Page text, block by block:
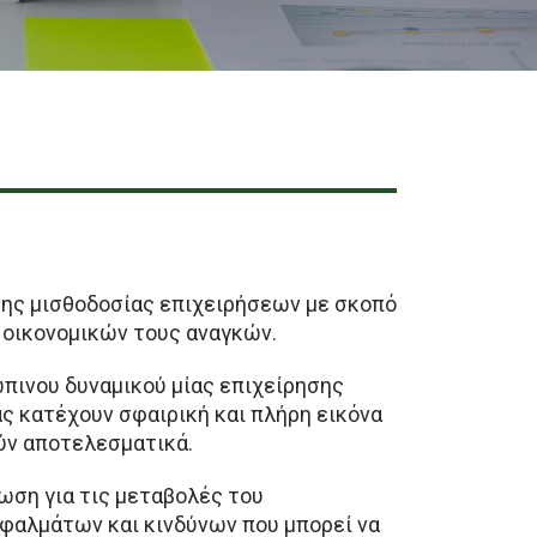
μισθοδοσίας επιχειρήσεων με σκοπό
τους αναγκών.
δυναμικού μίας επιχείρησης
κατέχουν σφαιρική και πλήρη εικόνα
αποτελεσματικά.
για τις μεταβολές του
και κινδύνων που μπορεί να